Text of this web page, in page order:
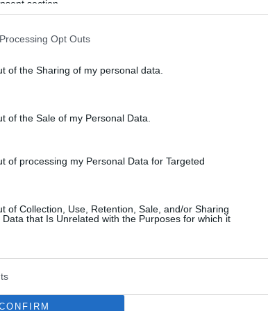
section.
Opt Outs
of the Sharing of my personal data.
of the Sale of my Personal Data.
of processing my Personal Data for Targeted
of Collection, Use, Retention, Sale, and/or Sharing
that Is Unrelated with the Purposes for which it